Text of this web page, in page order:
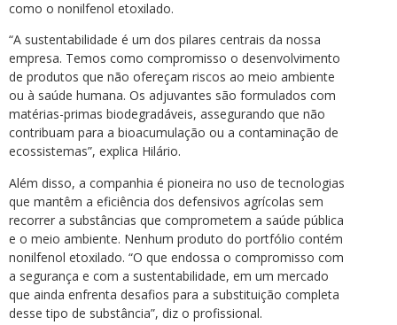
como o nonilfenol etoxilado.
“A sustentabilidade é um dos pilares centrais da nossa
empresa. Temos como compromisso o desenvolvimento
de produtos que não ofereçam riscos ao meio ambiente
ou à saúde humana. Os adjuvantes são formulados com
matérias-primas biodegradáveis, assegurando que não
contribuam para a bioacumulação ou a contaminação de
ecossistemas”, explica Hilário.
Além disso, a companhia é pioneira no uso de tecnologias
que mantêm a eficiência dos defensivos agrícolas sem
recorrer a substâncias que comprometem a saúde pública
e o meio ambiente. Nenhum produto do portfólio contém
nonilfenol etoxilado. “O que endossa o compromisso com
a segurança e com a sustentabilidade, em um mercado
que ainda enfrenta desafios para a substituição completa
desse tipo de substância”, diz o profissional.